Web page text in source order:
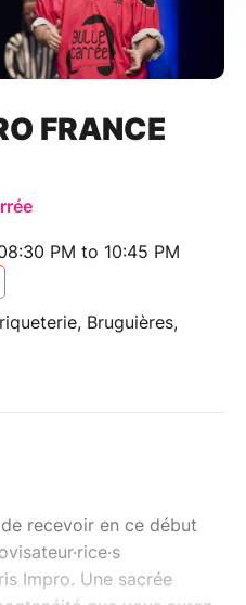
FRANCE
PM to 10:45 PM
Bruguières,
recevoir en ce début
Impro. Une sacrée